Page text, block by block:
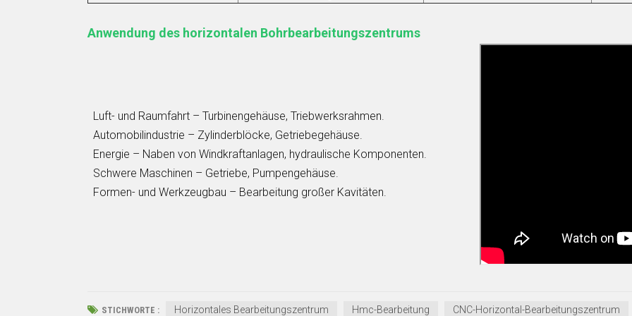
Anwendung des horizontalen Bohrbearbeitungszentrums
Luft- und Raumfahrt – Turbinengehäuse, Triebwerksrahmen.
Automobilindustrie – Zylinderblöcke, Getriebegehäuse.
Energie – Naben von Windkraftanlagen, hydraulische Komponenten.
Schwere Maschinen – Getriebe, Pumpengehäuse.
Formen- und Werkzeugbau – Bearbeitung großer Kavitäten.
STICHWORTE : Horizontales Bearbeitungszentrum Hmc-Bearbeitung CNC-Horizontal-Bearbeitungszentrum